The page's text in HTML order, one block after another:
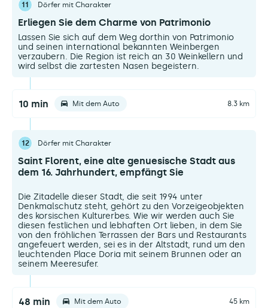
11 Dörfer mit Charakter
Erliegen Sie dem Charme von Patrimonio
Lassen Sie sich auf dem Weg dorthin von Patrimonio
und seinen international bekannten Weinbergen
verzaubern. Die Region ist reich an 30 Weinkellern und
wird selbst die zartesten Nasen begeistern.
10 min Mit dem Auto 8.3 km
12 Dörfer mit Charakter
Saint Florent, eine alte genuesische Stadt aus
dem 16. Jahrhundert, empfängt Sie
Die Zitadelle dieser Stadt, die seit 1994 unter
Denkmalschutz steht, gehört zu den Vorzeigeobjekten
des korsischen Kulturerbes. Wie wir werden auch Sie
diesen festlichen und lebhaften Ort lieben, in dem Sie
von den fröhlichen Terrassen der Bars und Restaurants
angefeuert werden, sei es in der Altstadt, rund um den
leuchtenden Place Doria mit seinem Brunnen oder an
seinem Meeresufer.
48 min Mit dem Auto 45 km